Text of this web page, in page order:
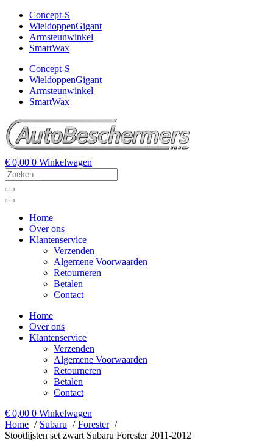
Concept-S
WieldoppenGigant
Armsteunwinkel
SmartWax
Concept-S
WieldoppenGigant
Armsteunwinkel
SmartWax
€ 0,00 0 Winkelwagen
Home
Over ons
Klantenservice
Verzenden
Algemene Voorwaarden
Retourneren
Betalen
Contact
Home
Over ons
Klantenservice
Verzenden
Algemene Voorwaarden
Retourneren
Betalen
Contact
€ 0,00 0 Winkelwagen
Home
Subaru
Forester
Stootlijsten set zwart Subaru Forester 2011-2012